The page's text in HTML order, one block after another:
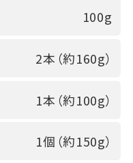
100g
2本（約160g）
1本（約100g）
1個（約150g）